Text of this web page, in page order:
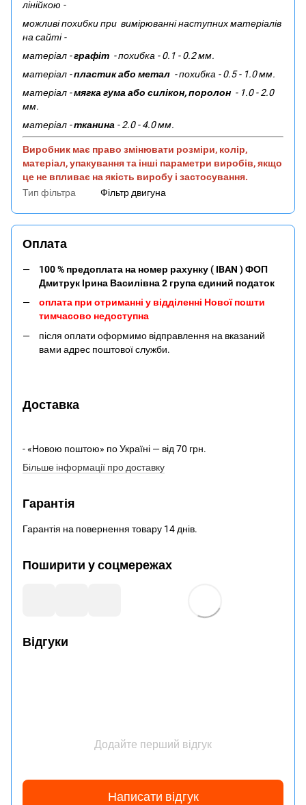
лінійкою -
можливі похибки при вимірюванні наступних матеріалів
на сайті -
матеріал -графіт - похибка - 0.1 - 0.2 мм.
матеріал -пластик або метал - похибка - 0.5 - 1.0 мм.
матеріал -мягка гума або силікон, поролон - 1.0 - 2.0
мм.
матеріал -тканина - 2.0 - 4.0 мм.
Виробник має право змінювати розміри, колір,
матеріал, упакування та інші параметри виробів, якщо
це не впливає на якість виробу і застосування.
Тип фільтра
Фільтр двигуна
Оплата
100 % предоплата на номер рахунку ( IBAN ) ФОП
Дмитрук Ірина Василівна 2 група єдиний податок
оплата при отриманні у відділенні Нової пошти
тимчасово недоступна
після оплати оформимо відправлення на вказаний
вами адрес поштової служби.
Доставка
- «Новою поштою» по Україні — від 70 грн.
Більше інформації про доставку
Гарантія
Гарантія на повернення товару 14 днів.
Поширити у соцмережах
Відгуки
Додайте перший відгук
Написати відгук